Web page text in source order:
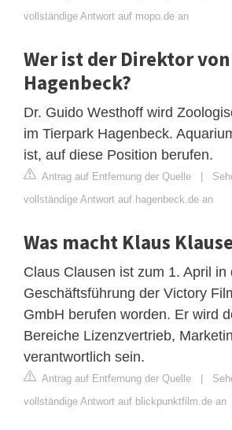
vollständige Antwort auf mopo.de an
Wer ist der Direktor von
Hagenbeck?
Dr. Guido Westhoff wird
im Tierpark Hagenbeck.
ist, auf diese Position berufen.
Antrag auf Entfernung der Quelle |
vollständige Antwort auf hagenbeck.de an
Was macht Klaus
Claus Clausen ist zum 1. April in
Geschäftsführung der Victory
GmbH berufen worden. Er wird
Bereiche Lizenzvertrieb,
verantwortlich sein.
Antrag auf Entfernung der Quelle |
vollständige Antwort auf blickpunktfilm.de an